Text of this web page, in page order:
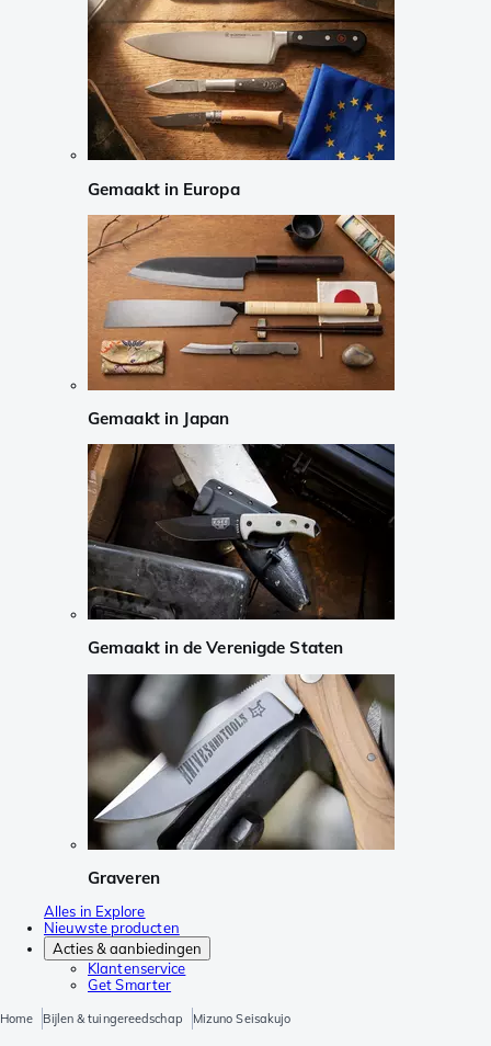
Gemaakt in Europa
Gemaakt in Japan
Gemaakt in de Verenigde Staten
Graveren
Alles in Explore
Nieuwste producten
Acties & aanbiedingen
Klantenservice
Get Smarter
Home Bijlen & tuingereedschap Mizuno Seisakujo